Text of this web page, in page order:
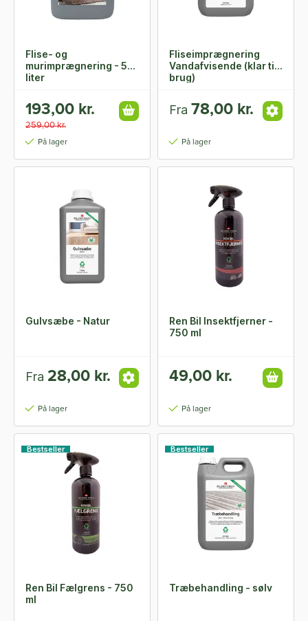
Flise- og
murimprægnering - 5
liter
193,00 kr.
259,00 kr.
På lager
Fliseimprægnering
Vandafvisende (klar til
brug)
Fra 78,00 kr.
På lager
Gulvsæbe - Natur
Fra 28,00 kr.
På lager
Ren Bil Insektfjerner -
750 ml
49,00 kr.
På lager
Bestseller
Ren Bil Fælgrens - 750
ml
Bestseller
Træbehandling - sølv